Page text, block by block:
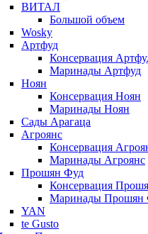
ВИТАЛ
Большой объем
Wosky
Артфуд
Консервация
Маринады Артфуд
Ноян
Консервация Ноян
Маринады Ноян
Сады Арагаца
Агроянс
Консервация
Маринады Агроянс
Прошян Фуд
Консервация
Маринады Прошян
YAN
te Gusto